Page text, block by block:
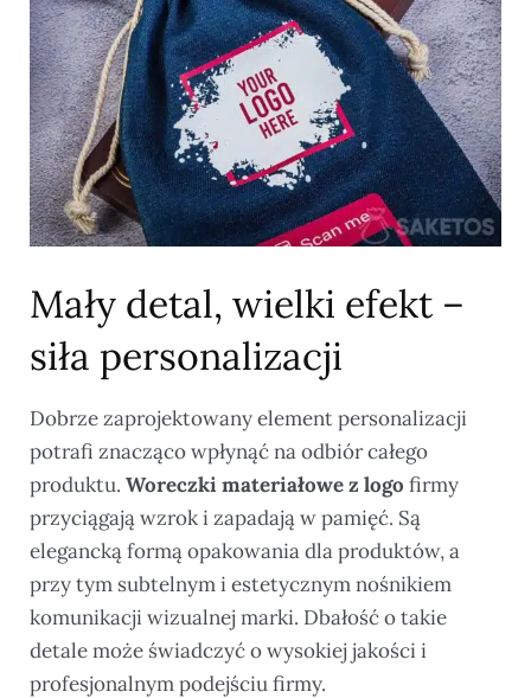
Mały detal, wielki efekt –
siła personalizacji
Dobrze zaprojektowany element personalizacji
potrafi znacząco wpłynąć na odbiór całego
produktu. Woreczki materiałowe z logo firmy
przyciągają wzrok i zapadają w pamięć. Są
elegancką formą opakowania dla produktów, a
przy tym subtelnym i estetycznym nośnikiem
komunikacji wizualnej marki. Dbałość o takie
detale może świadczyć o wysokiej jakości i
profesjonalnym podejściu firmy.